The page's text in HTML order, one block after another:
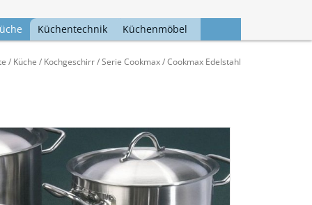
Küchentechnik Küchenmöbel
/ Küche / Kochgeschirr/Serie Cookmax/Cookmax Edelstahl